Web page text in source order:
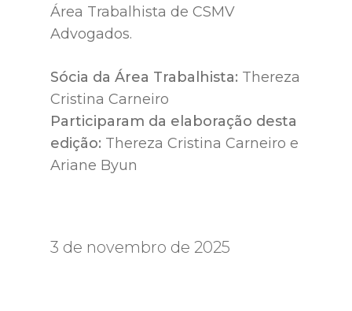
Área Trabalhista de CSMV
Advogados.
Sócia da Área Trabalhista: Thereza
Cristina Carneiro
Participaram da elaboração desta
edição: Thereza Cristina Carneiro e
Ariane Byun
3 de novembro de 2025